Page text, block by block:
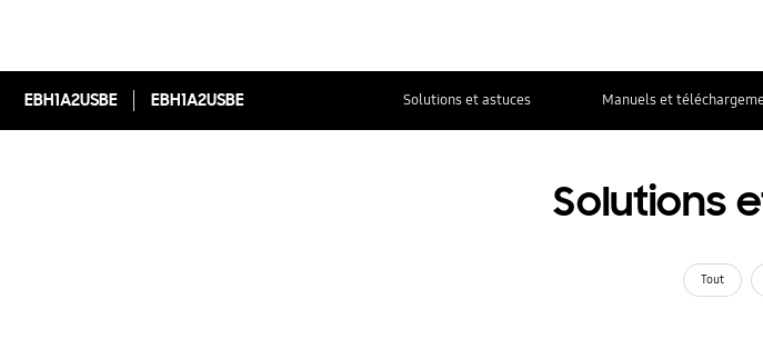
EBH1A2USBE EBH1A2USBE Solutions et astuces Manuels et
Solutions
Tout